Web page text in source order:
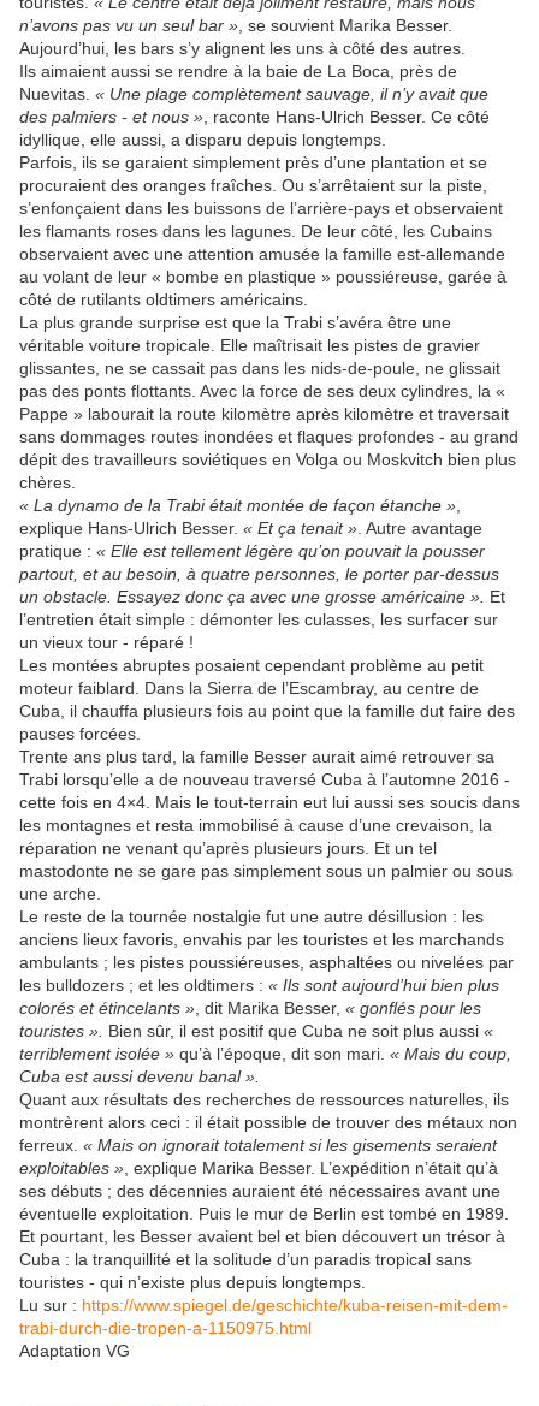
n’avons pas vu un seul bar » , se souvient Marika Besser.
Aujourd’hui, les bars s’y alignent les uns à côté des autres.
Ils aimaient aussi se rendre à la baie de La Boca, près de
Nuevitas. « Une plage complètement sauvage, il n’y avait que
des palmiers - et nous » , raconte Hans-Ulrich Besser. Ce côté
idyllique, elle aussi, a disparu depuis longtemps.
Parfois, ils se garaient simplement près d’une plantation et se
procuraient des oranges fraîches. Ou s’arrêtaient sur la piste,
s’enfonçaient dans les buissons de l’arrière-pays et observaient
les flamants roses dans les lagunes. De leur côté, les Cubains
observaient avec une attention amusée la famille est-allemande
au volant de leur « bombe en plastique » poussiéreuse, garée à
côté de rutilants oldtimers américains.
La plus grande surprise est que la Trabi s’avéra être une
véritable voiture tropicale. Elle maîtrisait les pistes de gravier
glissantes, ne se cassait pas dans les nids-de-poule, ne glissait
pas des ponts flottants. Avec la force de ses deux cylindres, la «
Pappe » labourait la route kilomètre après kilomètre et traversait
sans dommages routes inondées et flaques profondes - au grand
dépit des travailleurs soviétiques en Volga ou Moskvitch bien plus
chères.
« La dynamo de la Trabi était montée de façon étanche »
explique Hans-Ulrich Besser. « Et ça tenait » . Autre avantage
pratique : « Elle est tellement légère qu’on pouvait la pousser
partout, et au besoin, à quatre personnes, le porter par-dessus
un obstacle. Essayez donc ça avec une grosse américaine ». Et
l’entretien était simple : démonter les culasses, les surfacer sur
un vieux tour - réparé !
Les montées abruptes posaient cependant problème au petit
moteur faiblard. Dans la Sierra de l’Escambray, au centre de
Cuba, il chauffa plusieurs fois au point que la famille dut faire des
pauses forcées.
Trente ans plus tard, la famille Besser aurait aimé retrouver sa
Trabi lorsqu’elle a de nouveau traversé Cuba à l’automne 2016 -
cette fois en 4×4. Mais le tout-terrain eut lui aussi ses soucis dans
les montagnes et resta immobilisé à cause d’une crevaison, la
réparation ne venant qu’après plusieurs jours. Et un tel
mastodonte ne se gare pas simplement sous un palmier ou sous
une arche.
Le reste de la tournée nostalgie fut une autre désillusion : les
anciens lieux favoris, envahis par les touristes et les marchands
ambulants ; les pistes poussiéreuses, asphaltées ou nivelées par
les bulldozers ; et les oldtimers : « Ils sont aujourd’hui bien plus
colorés et étincelants » , dit Marika Besser, « gonflés pour les
touristes ». Bien sûr, il est positif que Cuba ne soit plus aussi «
terriblement isolée » qu’à l’époque, dit son mari. « Mais du coup,
Cuba est aussi devenu banal ».
Quant aux résultats des recherches de ressources naturelles, ils
montrèrent alors ceci : il était possible de trouver des métaux non
ferreux. « Mais on ignorait totalement si les gisements seraient
exploitables » , explique Marika Besser. L’expédition n’était qu’à
ses débuts ; des décennies auraient été nécessaires avant une
éventuelle exploitation. Puis le mur de Berlin est tombé en 1989.
Et pourtant, les Besser avaient bel et bien découvert un trésor à
Cuba : la tranquillité et la solitude d’un paradis tropical sans
touristes - qui n’existe plus depuis longtemps.
Lu sur : https://www.spiegel.de/geschichte/kuba-reisen-mit-dem-
trabi-durch-die-tropen-a-1150975.html
Adaptation VG